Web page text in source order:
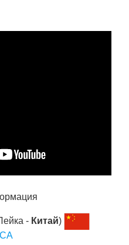
- Китай)